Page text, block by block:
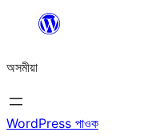
বিষয়বস্তুলৈ
যাওক
অসমীয়া
WordPress পাওক